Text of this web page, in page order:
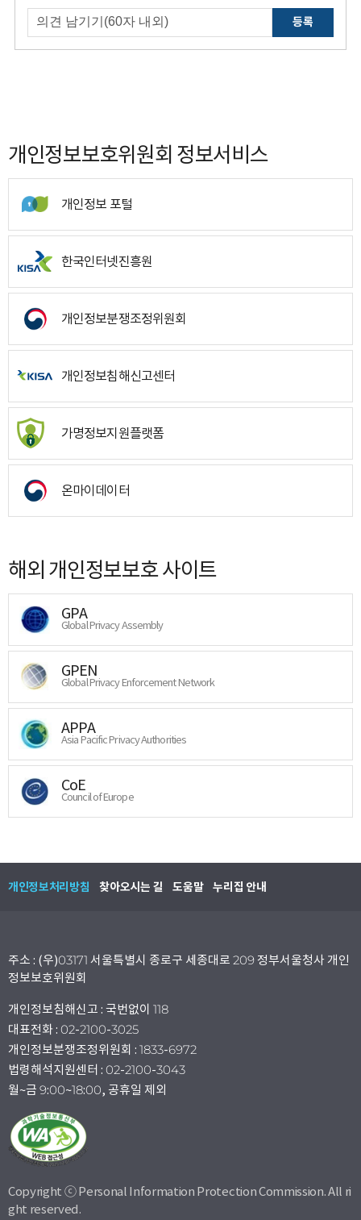
등록
개인정보보호위원회 정보서비스
개인정보 포털
한국인터넷진흥원
개인정보분쟁조정위원회
개인정보침해신고센터
가명정보지원플랫폼
온마이데이터
해외 개인정보보호 사이트
GPA
Global Privacy Assembly
GPEN
Global Privacy Enforcement Network
APPA
Asia Pacific Privacy Authorities
CoE
Council of Europe
개인정보처리방침 찾아오시는 길 도움말 누리집 안내
주소 : (우)03171 서울특별시 종로구 세종대로 209 정부서울청사 개인
정보보호위원회
개인정보침해신고 : 국번없이 118
대표전화 : 02-2100-3025
개인정보분쟁조정위원회 : 1833-6972
법령해석지원센터 : 02-2100-3043
월~금 9:00~18:00, 공휴일 제외
Copyright ⓒ Personal Information Protection Commission. All ri
ght reserved.